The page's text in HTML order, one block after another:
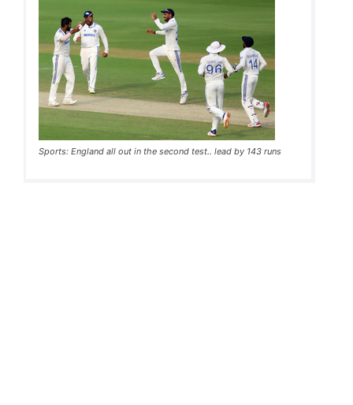
Sports: England all out in the second test.. lead by 143 runs